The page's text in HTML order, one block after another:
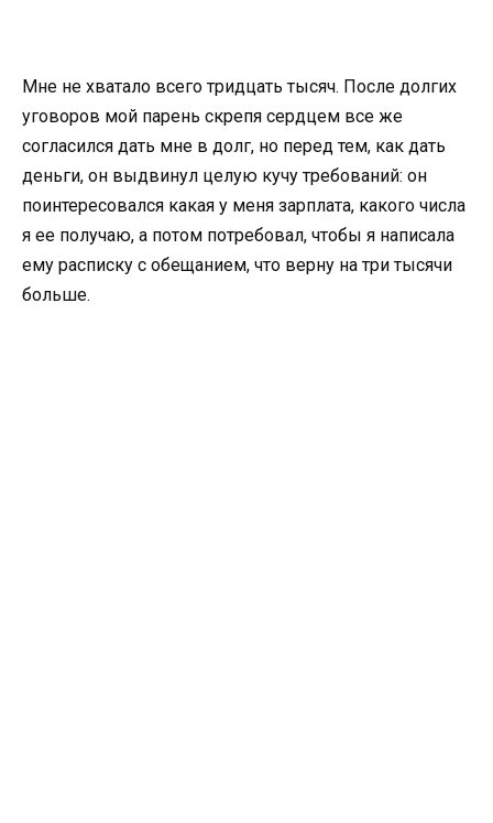
Мне не хватало всего тридцать тысяч. После долгих
уговоров мой парень скрепя сердцем все же
согласился дать мне в долг, но перед тем, как дать
деньги, он выдвинул целую кучу требований: он
поинтересовался какая у меня зарплата, какого числа
я ее получаю, а потом потребовал, чтобы я написала
ему расписку с обещанием, что верну на три тысячи
больше.